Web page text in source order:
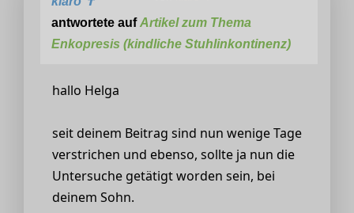
antwortete aufArtikel zum Thema
Enkopresis (kindliche Stuhlinkontinenz)
hallo Helga
seit deinem Beitrag sind nun wenige Tage
verstrichen und ebenso, sollte ja nun die
Untersuche getätigt worden sein, bei
deinem Sohn.